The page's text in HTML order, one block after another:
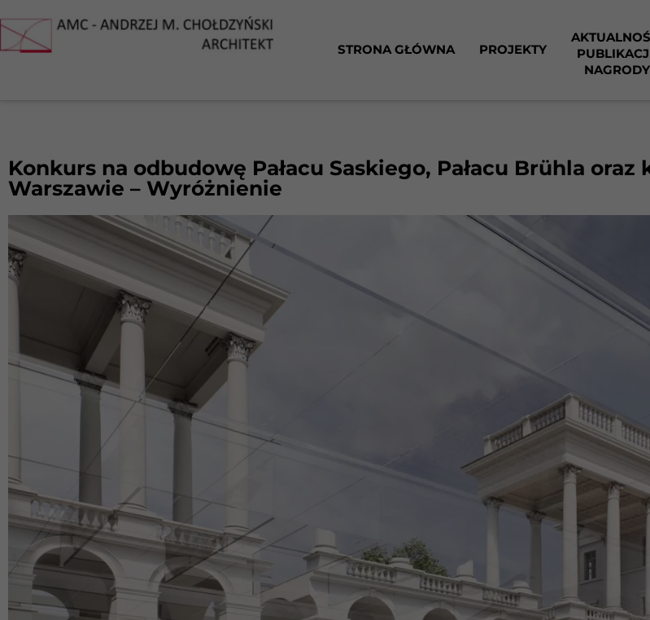
STRONA GŁÓWNA PROJEKTY
NAGRODY
Konkurs na odbudowę Pałacu Saskiego, Pałacu Brühla
Warszawie – Wyróżnienie